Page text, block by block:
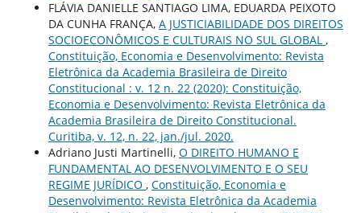
FLÁVIA DANIELLE SANTIAGO LIMA, EDUARDA PEIXOTO
DA CUNHA FRANÇA, A JUSTICIABILIDADE DOS DIREITOS
SOCIOECONÔMICOS E CULTURAIS NO SUL GLOBAL ,
Constituição, Economia e Desenvolvimento: Revista
Eletrônica da Academia Brasileira de Direito
Constitucional : v. 12 n. 22 (2020): Constituição,
Economia e Desenvolvimento: Revista Eletrônica da
Academia Brasileira de Direito Constitucional.
Curitiba, v. 12, n. 22, jan./jul. 2020.
Adriano Justi Martinelli, O DIREITO HUMANO E
FUNDAMENTAL AO DESENVOLVIMENTO E O SEU
REGIME JURÍDICO , Constituição, Economia e
Desenvolvimento: Revista Eletrônica da Academia